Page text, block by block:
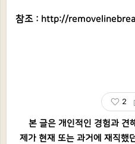
참조 : http://
2
본 글은 개인적인 경험과 견
제가 현재 또는 과거에 재직했